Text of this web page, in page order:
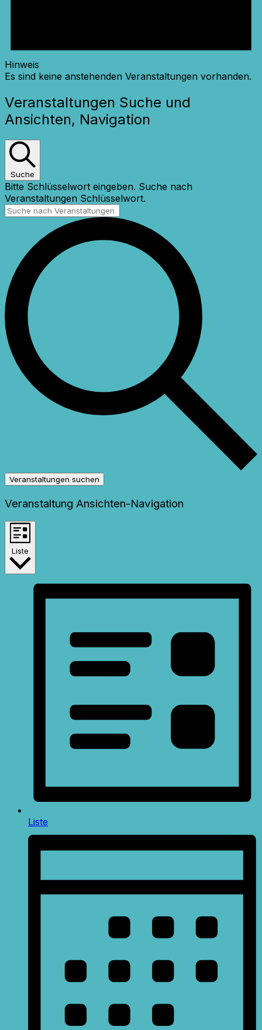
Hinweis
Es sind keine anstehenden Veranstaltungen vorhanden.
Veranstaltungen Suche und
Ansichten, Navigation
Suche
Bitte Schlüsselwort eingeben. Suche nach
Veranstaltungen Schlüsselwort.
Veranstaltungen suchen
Veranstaltung Ansichten-Navigation
Liste
Liste